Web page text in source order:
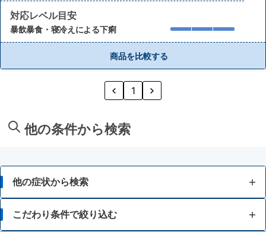
対応レベル目安
暴飲暴食・寝冷えによる下痢
商品を比較する
1
他の条件から検索
他の症状から検索
胃痛
こだわり条件で絞り込む